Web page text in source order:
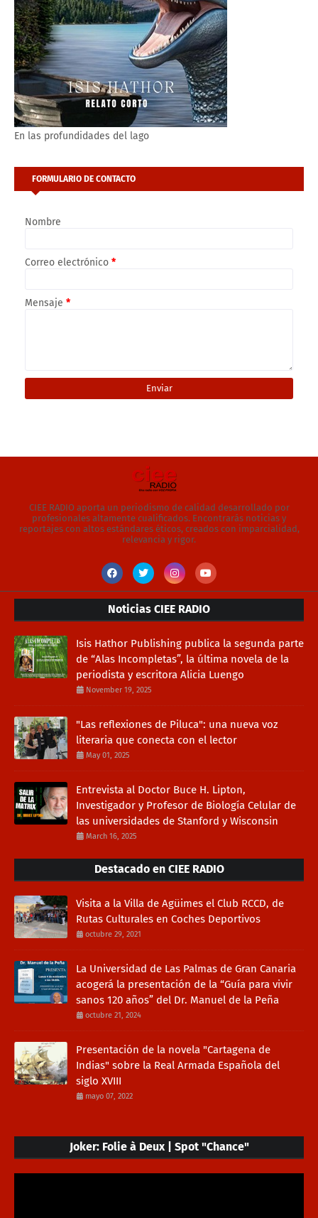
En las profundidades del lago
FORMULARIO DE CONTACTO
Nombre
Correo electrónico *
Mensaje *
CIEE RADIO aporta un periodismo de calidad desarrollado por
profesionales altamente cualificados. Encontrarás noticias y
reportajes con altos estándares éticos, creados con imparcialidad,
relevancia y rigor.
Noticias CIEE RADIO
Isis Hathor Publishing publica la segunda parte
de “Alas Incompletas”, la última novela de la
periodista y escritora Alicia Luengo
November 19, 2025
"Las reflexiones de Piluca": una nueva voz
literaria que conecta con el lector
May 01, 2025
Entrevista al Doctor Buce H. Lipton,
Investigador y Profesor de Biología Celular de
las universidades de Stanford y Wisconsin
March 16, 2025
Destacado en CIEE RADIO
Visita a la Villa de Agüimes el Club RCCD, de
Rutas Culturales en Coches Deportivos
octubre 29, 2021
La Universidad de Las Palmas de Gran Canaria
acogerá la presentación de la “Guía para vivir
sanos 120 años” del Dr. Manuel de la Peña
octubre 21, 2024
Presentación de la novela "Cartagena de
Indias" sobre la Real Armada Española del
siglo XVIII
mayo 07, 2022
Joker: Folie à Deux | Spot "Chance"